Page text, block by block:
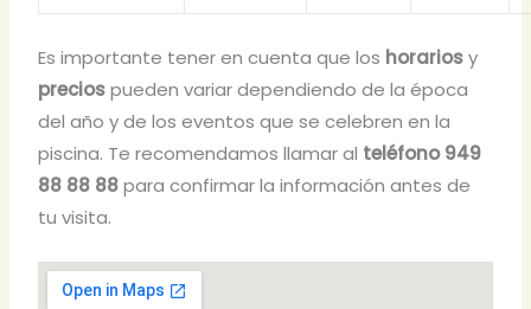
Es importante tener en cuenta que los horariosy
preciospueden variar dependiendo de la época
del año y de los eventos que se celebren en la
piscina. Te recomendamos llamar al teléfono 949
88 88 88para confirmar la información antes de
tu visita.